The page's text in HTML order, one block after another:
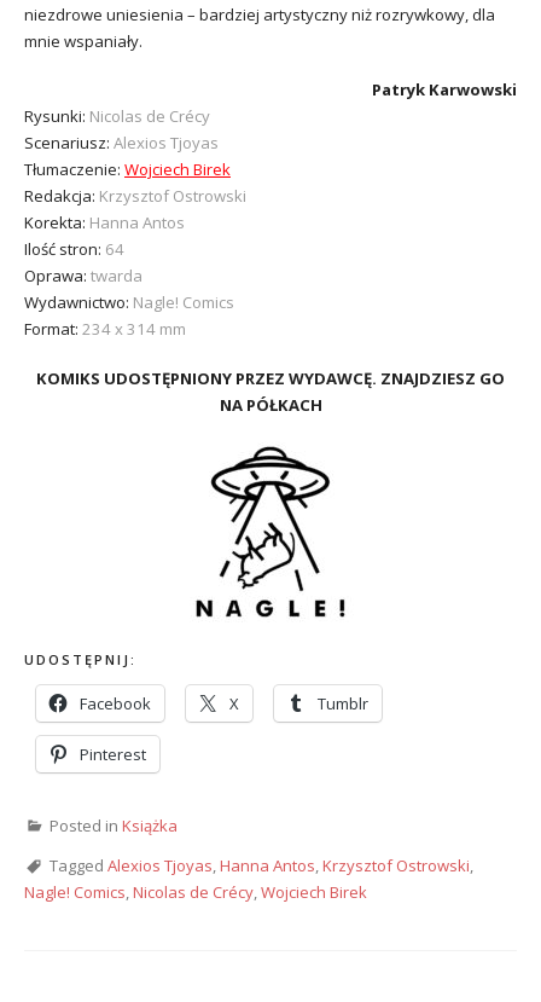
niezdrowe uniesienia – bardziej artystyczny niż rozrywkowy, dla
mnie wspaniały.
Patryk Karwowski
Rysunki: Nicolas de Crécy
Scenariusz: Alexios Tjoyas
Tłumaczenie: Wojciech Birek
Redakcja: Krzysztof Ostrowski
Korekta: Hanna Antos
Ilość stron: 64
Oprawa: twarda
Wydawnictwo: Nagle! Comics
Format: 234 x 314 mm
KOMIKS UDOSTĘPNIONY PRZEZ WYDAWCĘ. ZNAJDZIESZ GO
NA PÓŁKACH
UDOSTĘPNIJ:
Facebook X Tumblr
Pinterest
Posted in Książka
Tagged Alexios Tjoyas,Hanna Antos,Krzysztof Ostrowski,
Nagle! Comics,Nicolas de Crécy,Wojciech Birek